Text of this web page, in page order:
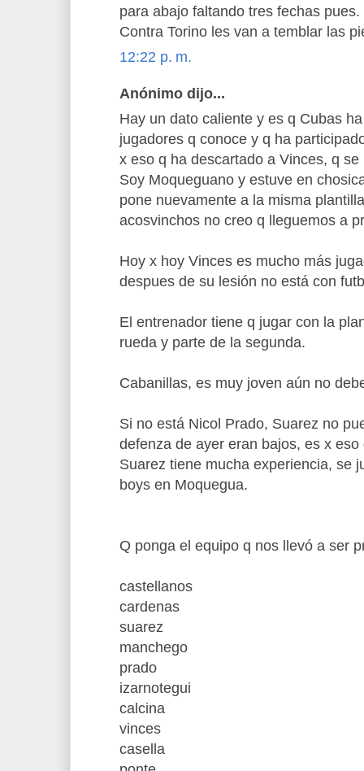
para abajo faltando tres fechas pues.
Contra Torino les van a temblar las
12:22 p. m.
Anónimo dijo...
Hay un dato caliente y es q Cubas
jugadores q conoce y q ha
x eso q ha descartado a Vinces, q
Soy Moqueguano y estuve en
pone nuevamente a la misma
acosvinchos no creo q lleguemos a
Hoy x hoy Vinces es mucho más
despues de su lesión no está con
El entrenador tiene q jugar con la
rueda y parte de la segunda.
Cabanillas, es muy joven aún no
Si no está Nicol Prado, Suarez no
defenza de ayer eran bajos, es x
Suarez tiene mucha experiencia, se
boys en Moquegua.
Q ponga el equipo q nos llevó a ser
castellanos
cardenas
suarez
manchego
prado
izarnotegui
calcina
vinces
casella